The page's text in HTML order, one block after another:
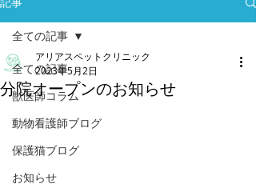
全ての記事
獣医師コラム
動物看護師ブログ
保護猫ブログ
お知らせ
全ての記事
分院オープンのお知らせ
アリアスペットクリニック
2023年5月2日